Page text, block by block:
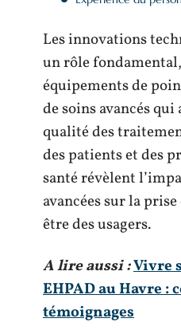
Les innovations
un rôle
équipements de
de soins avancés
qualité des
des patients et des
santé révèlent
avancées sur la
être des usagers.
A lire aussi :Vivre
EHPAD au Havre :
témoignages